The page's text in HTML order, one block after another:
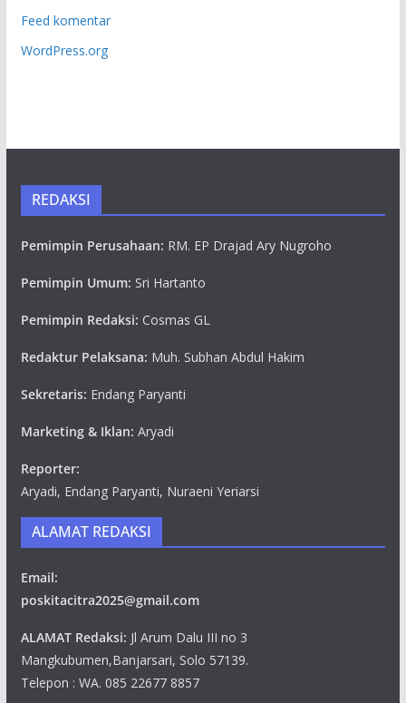
Feed komentar
WordPress.org
REDAKSI
Pemimpin Perusahaan: RM. EP Drajad Ary Nugroho
Pemimpin Umum: Sri Hartanto
Pemimpin Redaksi: Cosmas GL
Redaktur Pelaksana: Muh. Subhan Abdul Hakim
Sekretaris: Endang Paryanti
Marketing & Iklan: Aryadi
Reporter:
Aryadi, Endang Paryanti, Nuraeni Yeriarsi
ALAMAT REDAKSI
Email:
poskitacitra2025@gmail.com
ALAMAT Redaksi: Jl Arum Dalu III no 3
Mangkubumen,Banjarsari, Solo 57139.
Telepon : WA. 085 22677 8857